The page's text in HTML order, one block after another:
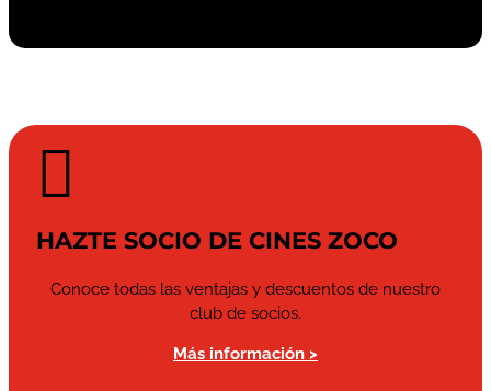

HAZTE SOCIO DE CINES ZOCO
Conoce todas las ventajas y descuentos de nuestro
club de socios.
Más información >